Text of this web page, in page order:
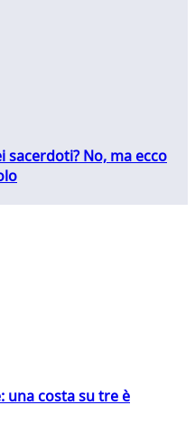
No, ma ecco
una costa su tre è